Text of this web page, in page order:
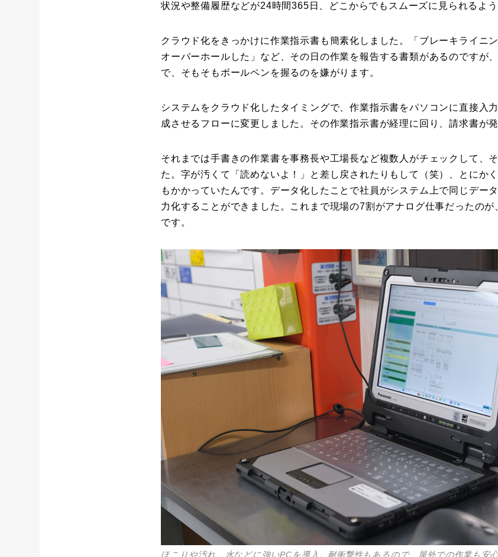
状況や整備履歴などが24時間365日、どこからでもスムーズに見られるよう
クラウド化をきっかけに作業指示書も簡素化しました。「ブレーキライニ
オーバーホールした」など、その日の作業を報告する書類があるのですが
で、そもそもボールペンを握るのを嫌がります。
システムをクラウド化したタイミングで、作業指示書をパソコンに直接入
成させるフローに変更しました。その作業指示書が経理に回り、請求書が
それまでは手書きの作業書を事務長や工場長など複数人がチェックして、
た。字が汚くて「読めないよ！」と差し戻されたりもして（笑）、とにか
もかかっていたんです。データ化したことで社員がシステム上で同じデー
力化することができました。これまで現場の7割がアナログ仕事だったの
です。
ほこりや汚れ、水などに強いPCを導入。耐衝撃性もあるので、屋外での作業も安